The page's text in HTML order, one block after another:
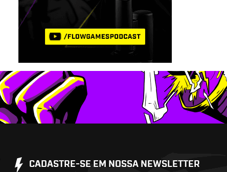
CADASTRE-SE EM NOSSA NEWSLETTER